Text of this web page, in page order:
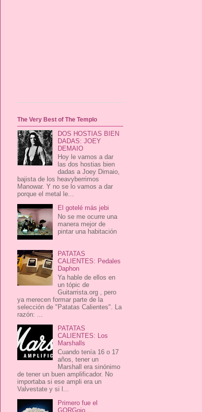
The Very Best of The Templo
DOS HOSTIAS BIEN
DADAS: JOEY
DEMAIO
Hoy le vamos a dar
las dos hostias bien
dadas a Joey Dimaio,
bajista de los heavyberrimos
Manowar. Y no se lo vamos a dar
porque el metal le...
El gotelé más jebi
No se me ocurre una
manera mejor de
pintar una habitación
PATATAS
CALIENTES: Pedales
Daphon
Ya hable de ellos en
un tópic de
Guitarrista.org , pero
ya merecen formar parte de la
selección de "Patatas Calientes". La
razón: ...
PATATAS
CALIENTES: Los
Marshalls
Cuando tenía 16 o 17
años, tener un
Marshall era sinónimo
de tener un buen amplificador. No
importaba si ese ampli era un
Valvestate y si l...
Primero fue el
GORGojo...